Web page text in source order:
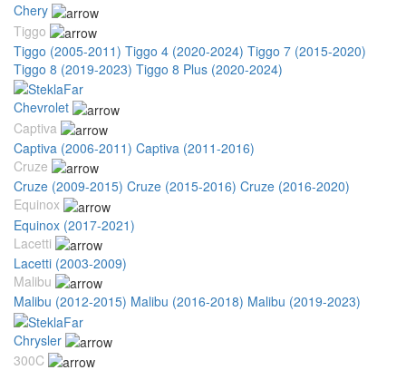
Chery
Tiggo
Tiggo (2005-2011) Tiggo 4 (2020-2024) Tiggo 7 (2015-2020)
Tiggo 8 (2019-2023) Tiggo 8 Plus (2020-2024)
Chevrolet
Captiva
Captiva (2006-2011) Captiva (2011-2016)
Cruze
Cruze (2009-2015) Cruze (2015-2016) Cruze (2016-2020)
Equinox
Equinox (2017-2021)
Lacetti
Lacetti (2003-2009)
Malibu
Malibu (2012-2015) Malibu (2016-2018) Malibu (2019-2023)
Chrysler
300C